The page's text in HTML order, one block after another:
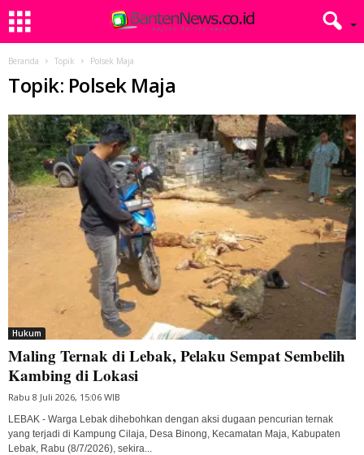
Beranda Topik Polsek Maja
Topik: Polsek Maja
Hukum
Maling Ternak di Lebak, Pelaku Sempat Sembelih
Kambing di Lokasi
Rabu 8 Juli 2026, 15:06 WIB
LEBAK - Warga Lebak dihebohkan dengan aksi dugaan pencurian ternak
yang terjadi di Kampung Cilaja, Desa Binong, Kecamatan Maja, Kabupaten
Lebak, Rabu (8/7/2026), sekira...